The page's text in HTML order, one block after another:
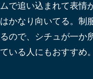
で追い込まれて表情
かなり向いてる。制
ので、シチュが一か
いる人にもおすすめ。